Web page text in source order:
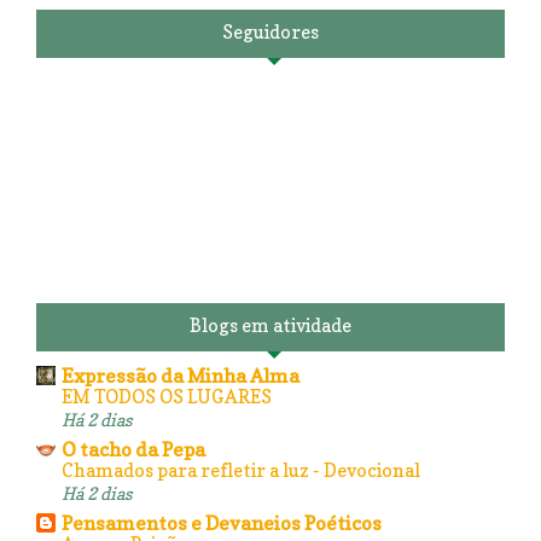
Seguidores
Blogs em atividade
Expressão da Minha Alma
EM TODOS OS LUGARES
Há 2 dias
O tacho da Pepa
Chamados para refletir a luz - Devocional
Há 2 dias
Pensamentos e Devaneios Poéticos